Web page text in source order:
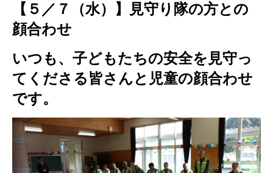
【５／７（水）】
見守り隊の方との
顔合わせ
いつも、子どもたちの安全を見守っ
てくださる皆さんと児童の顔合わせ
です。